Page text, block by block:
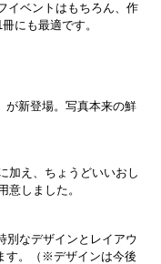
イベントはもちろん、作
にも最適です。
が新登場。写真本来の鮮
加え、ちょうどいいおし
意しました。
別なデザインとレイアウ
す。（※デザインは今後